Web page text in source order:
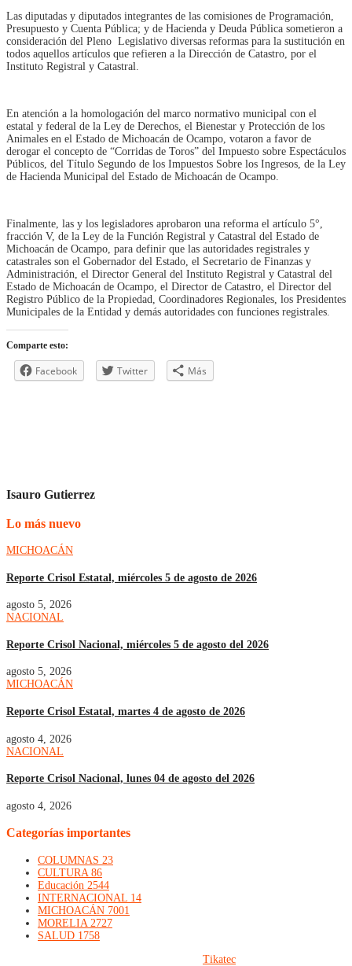
Las diputadas y diputados integrantes de las comisiones de Programación,
Presupuesto y Cuenta Pública; y de Hacienda y Deuda Pública sometieron a
consideración del Pleno Legislativo diversas reformas para la sustitución en
todos aquellos artículos que refieren a la Dirección de Catastro, por el
Instituto Registral y Catastral.
En atención a la homologación del marco normativo municipal con el
estatal y federal de la Ley de Derechos, el Bienestar y Protección de los
Animales en el Estado de Michoacán de Ocampo, votaron a favor de
derogar el concepto de “Corridas de Toros” del Impuesto sobre Espectáculos
Públicos, del Título Segundo de los Impuestos Sobre los Ingresos, de la Ley
de Hacienda Municipal del Estado de Michoacán de Ocampo.
Finalmente, las y los legisladores aprobaron una reforma el artículo 5°,
fracción V, de la Ley de la Función Registral y Catastral del Estado de
Michoacán de Ocampo, para definir que las autoridades registrales y
catastrales son el Gobernador del Estado, el Secretario de Finanzas y
Administración, el Director General del Instituto Registral y Catastral del
Estado de Michoacán de Ocampo, el Director de Catastro, el Director del
Registro Público de la Propiedad, Coordinadores Regionales, los Presidentes
Municipales de la Entidad y demás autoridades con funciones registrales.
Comparte esto:
Facebook Twitter Más
Isauro Gutierrez
Lo más nuevo
MICHOACÁN
Reporte Crisol Estatal, miércoles 5 de agosto de 2026
agosto 5, 2026
NACIONAL
Reporte Crisol Nacional, miércoles 5 de agosto del 2026
agosto 5, 2026
MICHOACÁN
Reporte Crisol Estatal, martes 4 de agosto de 2026
agosto 4, 2026
NACIONAL
Reporte Crisol Nacional, lunes 04 de agosto del 2026
agosto 4, 2026
Categorías importantes
COLUMNAS 23
CULTURA 86
Educación 2544
INTERNACIONAL 14
MICHOACÁN 7001
MORELIA 2727
SALUD 1758
Tikatec